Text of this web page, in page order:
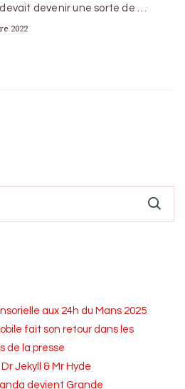
devenir une sorte de …
2022
aux 24h du Mans 2025
fait son retour dans les
de la presse
Jekyll & Mr Hyde
devient Grande